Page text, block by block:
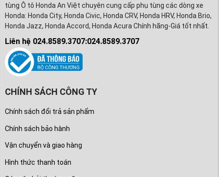
tùng Ô tô Honda An Việt chuyên cung cấp phụ tùng các dòng xe
Honda: Honda City, Honda Civic, Honda CRV, Honda HRV, Honda Brio,
Honda Jazz, Honda Accord, Honda Acura Chính hãng-Giá tốt nhất.
Liên hệ 024.8589.3707:024.8589.3707
CHÍNH SÁCH CÔNG TY
Chính sách đổi trả sản phẩm
Chính sách bảo hành
Vận chuyển và giao hàng
Hình thức thanh toán